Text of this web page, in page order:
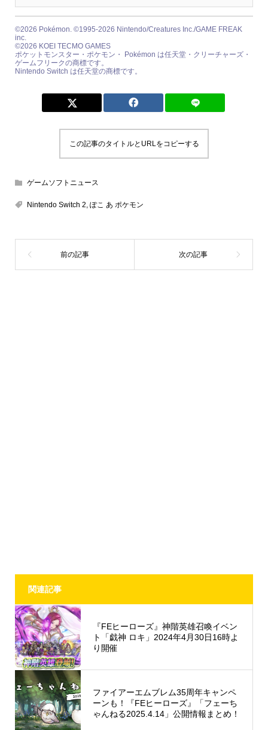
©2026 Pokémon. ©1995-2026 Nintendo/Creatures Inc./GAME FREAK
inc.
©2026 KOEI TECMO GAMES
ポケットモンスター・ポケモン・ Pokémon は任天堂・クリーチャーズ・
ゲームフリークの商標です。
Nintendo Switch は任天堂の商標です。
この記事のタイトルとURLをコピーする
ゲームソフトニュース
Nintendo Switch 2, ぽこ あ ポケモン
関連記事
『FEヒーローズ』神階英雄召喚イベン
ト「戯神 ロキ」2024年4月30日16時よ
り開催
ファイアーエムブレム35周年キャンペ
ーンも！『FEヒーローズ』「フェーち
ゃんねる2025.4.14」公開情報まとめ！